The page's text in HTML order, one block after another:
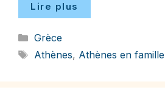
Lire plus
Catégories
Grèce
Étiquettes
Athènes, Athènes en famille